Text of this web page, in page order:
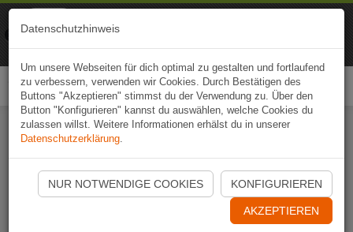
Naviki App jetzt öffnen
Datenschutzhinweis
Um unsere Webseiten für dich optimal zu gestalten und fortlaufend
zu verbessern, verwenden wir Cookies. Durch Bestätigen des
Buttons "Akzeptieren" stimmst du der Verwendung zu. Über den
Button "Konfigurieren" kannst du auswählen, welche Cookies du
zulassen willst. Weitere Informationen erhälst du in unserer
Datenschutzerklärung.
NUR NOTWENDIGE COOKIES KONFIGURIEREN
AKZEPTIEREN
Naviki